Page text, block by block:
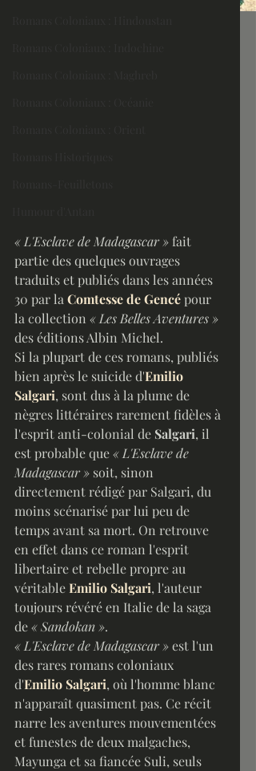
« L'Esclave de Madagascar » fait
partie des quelques ouvrages
traduits et publiés dans les années
30 par la Comtesse de Gencé pour
la collection « Les Belles Aventures »
des éditions Albin Michel.
Si la plupart de ces romans, publiés
bien après le suicide d'Emilio
Salgari, sont dus à la plume de
nègres littéraires rarement fidèles à
l'esprit anti-colonial de Salgari, il
est probable que « L'Esclave de
Madagascar » soit, sinon
directement rédigé par Salgari, du
moins scénarisé par lui peu de
temps avant sa mort. On retrouve
en effet dans ce roman l'esprit
libertaire et rebelle propre au
véritable Emilio Salgari, l'auteur
toujours révéré en Italie de la saga
de « Sandokan ».
« L'Esclave de Madagascar » est l'un
des rares romans coloniaux
d'Emilio Salgari, où l'homme blanc
n'apparaît quasiment pas. Ce récit
narre les aventures mouvementées
et funestes de deux malgaches,
Mayunga et sa fiancée Suli, seuls